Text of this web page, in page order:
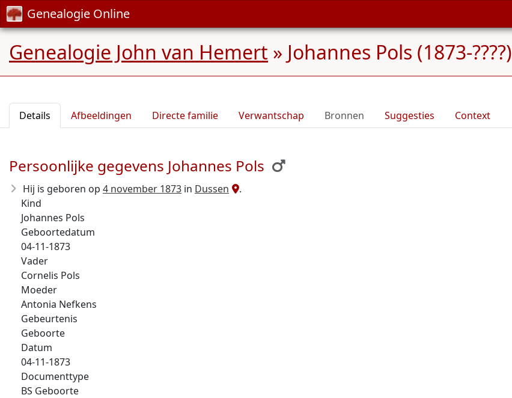
Genealogie Online
Genealogie John van Hemert » Johannes Pols (1873-????)
Details Afbeeldingen Directe familie Verwantschap Bronnen Suggesties Context
Persoonlijke gegevens Johannes Pols
Hij is geboren op 4 november 1873 in Dussen
.
Kind
Johannes Pols
Geboortedatum
04-11-1873
Vader
Cornelis Pols
Moeder
Antonia Nefkens
Gebeurtenis
Geboorte
Datum
04-11-1873
Documenttype
BS Geboorte